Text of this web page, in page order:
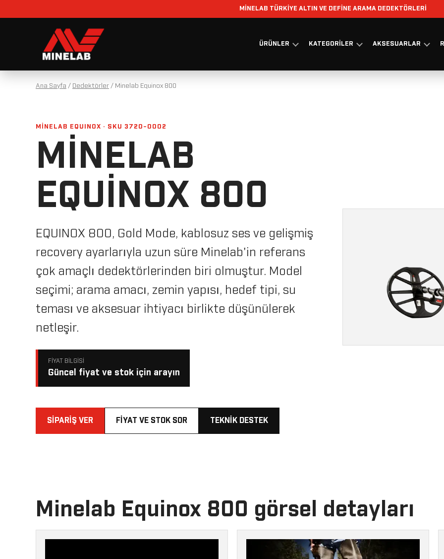
MİNELAB TÜRKİYE ALTIN VE DEFİNE ARAMA DEDEKTÖRLERİ
ÜRÜNLER KATEGORILER AKSESUARLAR
Ana Sayfa / Dedektörler / Minelab Equinox 800
MINELAB EQUINOX · SKU 3720-0002
MINELAB
EQUINOX 800
EQUINOX 800, Gold Mode, kablosuz ses ve gelişmiş
recovery ayarlarıyla uzun süre Minelab'in referans
çok amaçlı dedektörlerinden biri olmuştur. Model
seçimi; arama amacı, zemin yapısı, hedef tipi, su
teması ve aksesuar ihtiyacı birlikte düşünülerek
netleşir.
FIYAT BILGISI
Güncel fiyat ve stok için arayın
SIPARIŞ VER FIYAT VE STOK SOR TEKNIK DESTEK
Minelab Equinox 800 görsel detayları